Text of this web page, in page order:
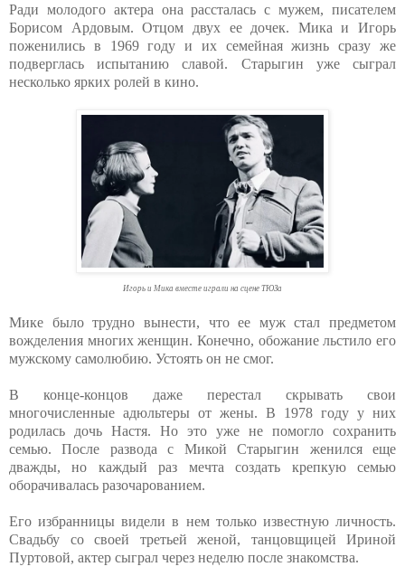
Ради молодого актера она рассталась с мужем, писателем
Борисом Ардовым. Отцом двух ее дочек. Мика и Игорь
поженились в 1969 году и их семейная жизнь сразу же
подверглась испытанию славой. Старыгин уже сыграл
несколько ярких ролей в кино.
Игорь и Мика вместе играли на сцене ТЮЗа
Мике было трудно вынести, что ее муж стал предметом
вожделения многих женщин. Конечно, обожание льстило его
мужскому самолюбию. Устоять он не смог.
В конце-концов даже перестал скрывать свои
многочисленные адюльтеры от жены. В 1978 году у них
родилась дочь Настя. Но это уже не помогло сохранить
семью. После развода с Микой Старыгин женился еще
дважды, но каждый раз мечта создать крепкую семью
оборачивалась разочарованием.
Его избранницы видели в нем только известную личность.
Свадьбу со своей третьей женой, танцовщицей Ириной
Пуртовой, актер сыграл через неделю после знакомства.